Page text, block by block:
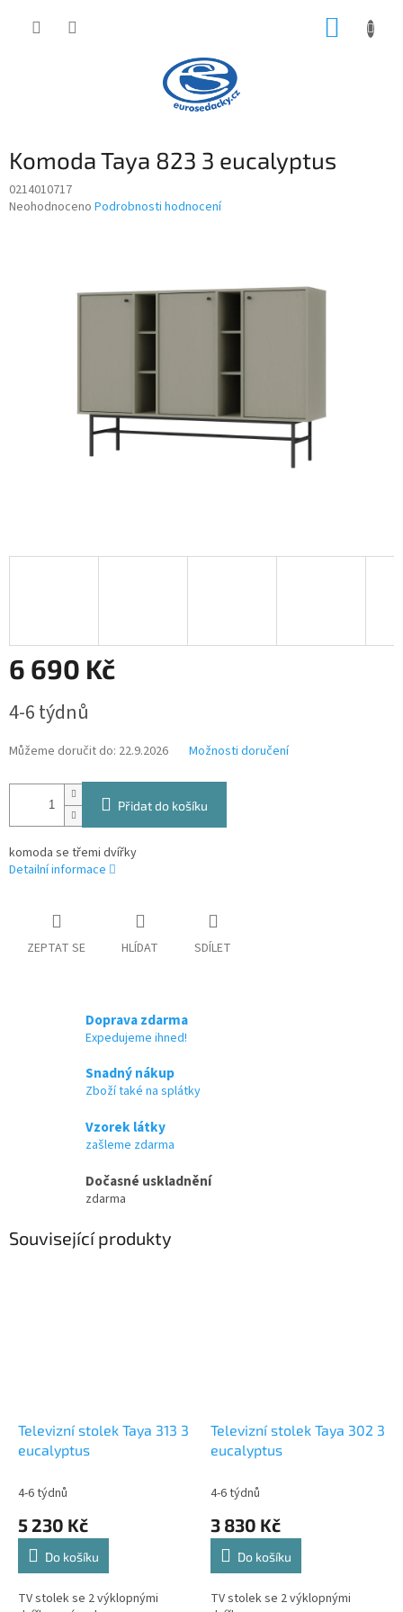
Komoda Taya 823 3 eucalyptus
0214010717
Průměrné
Neohodnoceno Podrobnosti hodnocení
6 690 Kč
cena:
4-6 týdnů
Můžeme doručit do: 22.9.2026 Možnosti doručení
Přidat do košíku
komoda se třemi dvířky
Detailní informace
ZEPTAT SE HLÍDAT SDÍLET
Doprava zdarma
Expedujeme ihned!
Snadný nákup
Zboží také na splátky
Vzorek látky
zašleme zdarma
Dočasné uskladnění
zdarma
Související produkty
Televizní stolek Taya 313 3
eucalyptus
4-6 týdnů
5 230 Kč
Do košíku
TV stolek se 2 výklopnými
Televizní stolek Taya 302 3
eucalyptus
4-6 týdnů
3 830 Kč
Do košíku
TV stolek se 2 výklopnými